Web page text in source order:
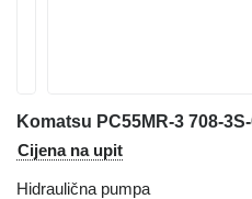
Cijena na upit
Hidraulična pumpa